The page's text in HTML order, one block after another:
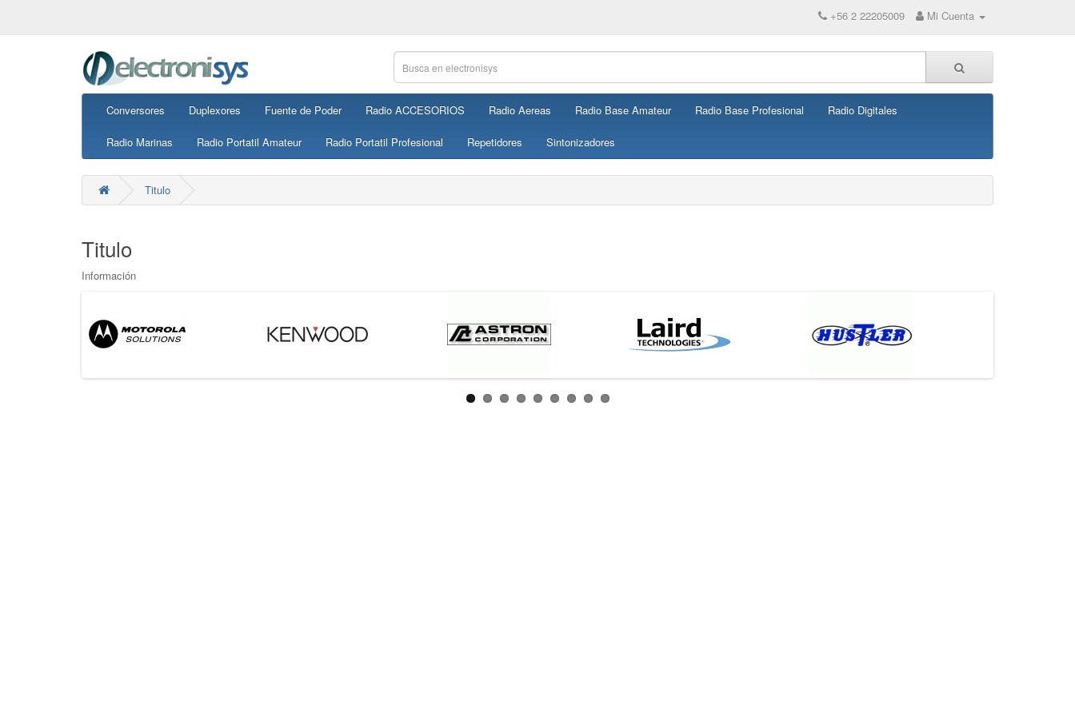
+56 2 22205009 Mi Cuenta
Conversores Duplexores Fuente de Poder Radio ACCESORIOS Radio Aereas Radio Base Amateur Radio Base Profesional Radio Digitales
Radio Marinas Radio Portatil Amateur Radio Portatil Profesional Repetidores Sintonizadores
Titulo
Titulo
Información